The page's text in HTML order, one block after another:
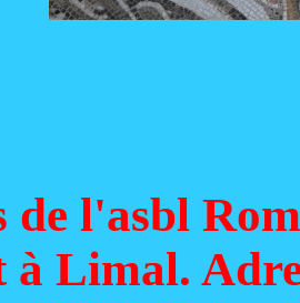
de l'asbl
à Limal.